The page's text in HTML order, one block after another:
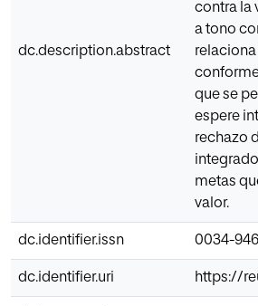
dc.description.abstract
contra la
a tono
que se
espere
rechazo
metas
valor.
dc.identifier.issn 0034-
dc.identifier.uri https://